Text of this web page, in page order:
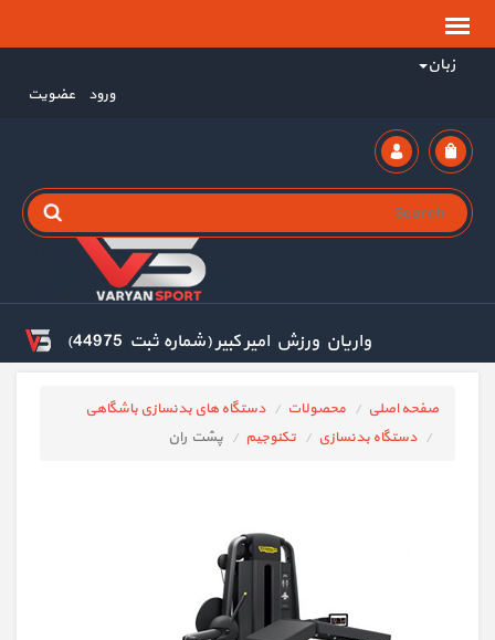
زبان
ورود عضویت
واریان ورزش امیر کبیر (شماره ثبت 44975)
صفحه اصلی محصولات
دستگاه های بدنسازی باشگاهی
دستگاه بدنسازی
تکنوجیم پشت ران